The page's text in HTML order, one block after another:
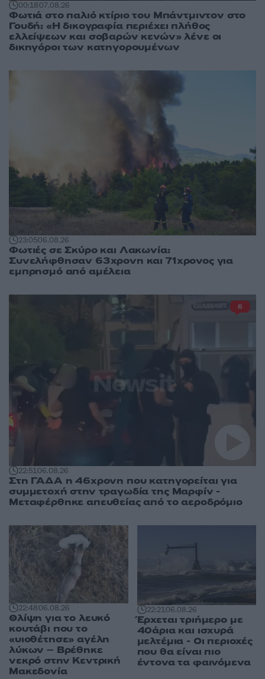
00:1807.08.26
Φωτιά στο παλιό κτίριο του Μπάντμιντον στο
Γουδή: «Η δικογραφία περιέχει πλήθος
ελλείψεων και σοβαρών κενών» λένε οι
δικηγόροι των κατηγορουμένων
23:0506.08.26
Φωτιές σε Σκύρο και Λακωνία:
Συνελήφθησαν 63χρονη και 71χρονος για
εμπρησμό από αμέλεια
22:5106.08.26
Στη ΓΑΔΑ η 46χρονη που κατηγορείται για
συμμετοχή στην τραγωδία της Μαρφίν -
Μεταφέρθηκε απευθείας από το αεροδρόμιο
6
22:4806.08.26
Θλίψη για το λευκό
κουτάβι που το
«υιοθέτησε» αγέλη
λύκων – Βρέθηκε
νεκρό στην Κεντρική
Μακεδονία
22:2106.08.26
Έρχεται τριήμερο με
40άρια και ισχυρά
μελτέμια - Οι περιοχές
που θα είναι πιο
έντονα τα φαινόμενα